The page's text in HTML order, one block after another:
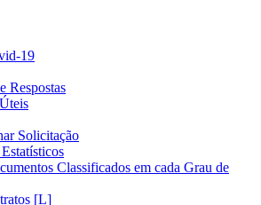
19
Respostas
Solicitação
Classificados em cada Grau de
[L]